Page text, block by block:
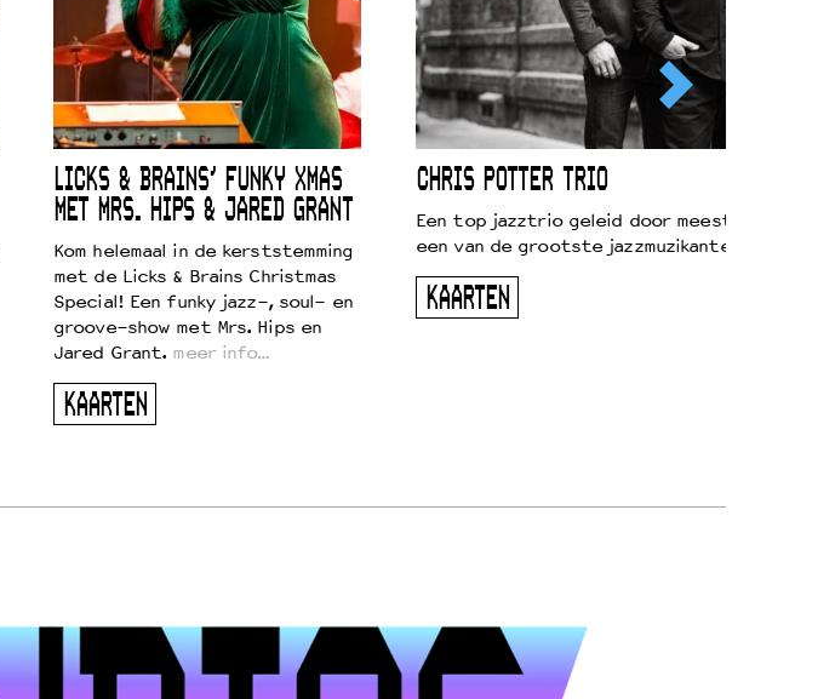
LICKS & BRAINS’ FUNKY XMAS
MET MRS. HIPS & JARED GRANT
Kom helemaal in de kerststemming
met de Licks & Brains Christmas
Special! Een funky jazz-, soul- en
groove-show met Mrs. Hips en
Jared Grant. meer info…
KAARTEN
CHRIS POTTER TRIO
Een top jazztrio geleid door
een van de grootste jazzmuzikanten van zijn
KAARTEN